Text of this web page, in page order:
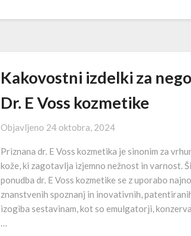
Kakovostni izdelki za
Dr. E Voss kozmetike
Objavljeno 24 oktobra, 2024
Priznana dr. E Voss kozmetika je sinonim za
kože, ki zagotavlja izjemno nežnost in varnost.
ponudba dr. E Voss kozmetike se z uporabo
znanstvenih spoznanj in inovativnih,
izogiba sestavinam, kot so emulgatorji,
…